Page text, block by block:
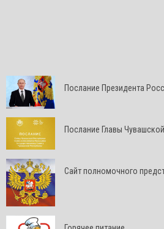
Послание Президента
Послание Главы
Cайт полномочного